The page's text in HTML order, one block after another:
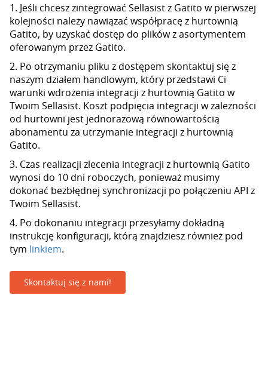
1. Jeśli chcesz zintegrować Sellasist z Gatito w pierwszej
kolejności należy nawiązać współpracę z hurtownią
Gatito, by uzyskać dostęp do plików z asortymentem
oferowanym przez Gatito.
2. Po otrzymaniu pliku z dostępem skontaktuj się z
naszym działem handlowym, który przedstawi Ci
warunki wdrożenia integracji z hurtownią Gatito w
Twoim Sellasist. Koszt podpięcia integracji w zależności
od hurtowni jest jednorazową równowartością
abonamentu za utrzymanie integracji z hurtownią
Gatito.
3. Czas realizacji zlecenia integracji z hurtownią Gatito
wynosi do 10 dni roboczych, ponieważ musimy
dokonać bezbłędnej synchronizacji po połączeniu API z
Twoim Sellasist.
4. Po dokonaniu integracji przesyłamy dokładną
instrukcję konfiguracji, którą znajdziesz również pod
tym linkiem.
Skontaktuj się z nami!